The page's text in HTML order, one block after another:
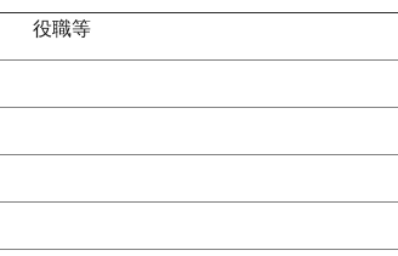
役職等